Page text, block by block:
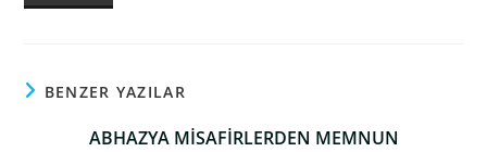
BENZER YAZILAR
ABHAZYA MİSAFİRLERDEN MEMNUN